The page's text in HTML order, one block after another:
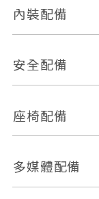
電動天窗
後視鏡方向
內裝配備
多功能方
恆溫空調
安全配備
前座正面
ABS防鎖
座椅配備
皮椅
多媒體配備